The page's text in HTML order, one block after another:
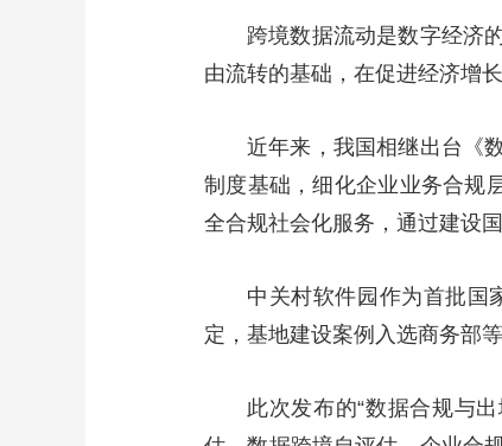
CCTV奥林匹克频道 生活体育大会
大国展会 大国保险 云顶对话
直播 节目单 栏目
跨境数据流动是数字经济
由流转的基础，在促进经济增
近年来，我国相继出台《
制度基础，细化企业业务合规
全合规社会化服务，通过建设
中关村软件园作为首批国
定，基地建设案例入选商务部
此次发布的“数据合规与